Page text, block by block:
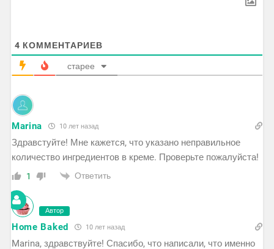
4 КОММЕНТАРИЕВ
старее
Marina 10 лет назад
Здравстуйте! Мне кажется, что указано неправильное
количество ингредиентов в креме. Проверьте пожалуйста!
1 Ответить
Автор
Home Baked 10 лет назад
Marina, здравствуйте! Спасибо, что написали, что именно